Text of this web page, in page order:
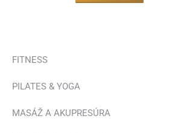
FITNESS
PILATES & YOGA
MASÁŽ A AKUPRESÚRA